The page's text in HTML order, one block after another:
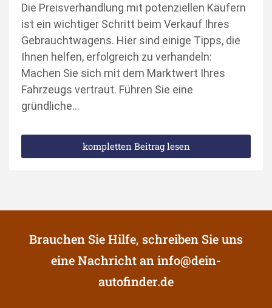
Die Preisverhandlung mit potenziellen Käufern
ist ein wichtiger Schritt beim Verkauf Ihres
Gebrauchtwagens. Hier sind einige Tipps, die
Ihnen helfen, erfolgreich zu verhandeln:
Machen Sie sich mit dem Marktwert Ihres
Fahrzeugs vertraut. Führen Sie eine
gründliche…
kompletten Beitrag lesen
Brauchen Sie Hilfe, schreiben Sie uns
eine Nachricht aninfo@dein-
autofinder.de